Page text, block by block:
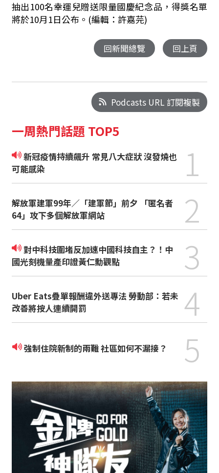
抽出100名幸運兒贈送限量國慶紀念品，得獎名單
將於10月1日公布。(編輯：許嘉芫)
回新聞總覽 回上頁
Podcasts URL 訂閱複製
一周熱門話題 TOP5
新冠疫情持續飆升 常見八大症狀 沒發燒也
可能感染
1
解放軍建軍99年／「建軍節」前夕 「匿名者
64」攻下多個解放軍網站
2
對中科技圍堵反加速中國科技自主？！中
國光刻機量產印證黃仁勳觀點
3
Uber Eats疊單報酬違外送專法 勞動部：若未
改善將按人連續開罰
4
強制住院新制的兩難 社區如何不漏接？ 5